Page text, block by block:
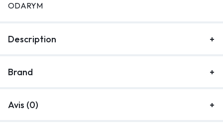
ODARYM
Description
Brand
Avis (0)